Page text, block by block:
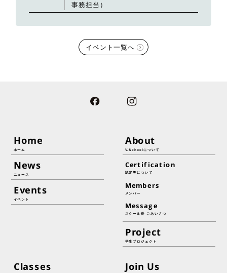
事務担当）
イベント一覧へ
Home
ホーム
News
ニュース
Events
イベント
About
V.Schoolについて
Certification
認定等について
Members
メンバー
Message
スクール長 ごあいさつ
Project
学生プロジェクト
Classes Join Us